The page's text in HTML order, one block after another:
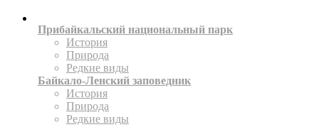
Прибайкальский национальный парк
История
Природа
Редкие виды
Байкало-Ленский заповедник
История
Природа
Редкие виды